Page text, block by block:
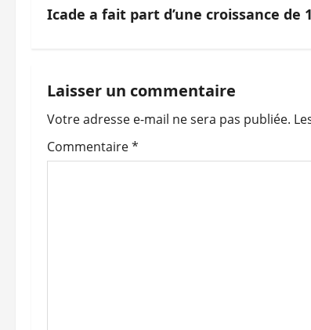
v
g
a
t
Icade a fait part d’une croissance de
Laisser un commentaire
Votre adresse e-mail ne sera pas publiée.
Commentaire*